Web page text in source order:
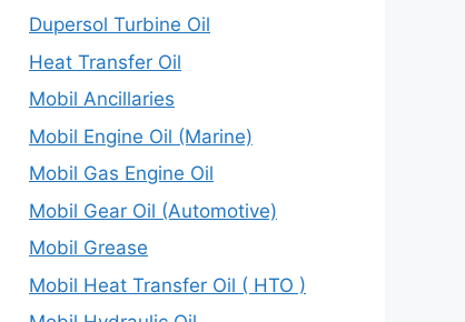
Dupersol Turbine Oil
Heat Transfer Oil
Mobil Ancillaries
Mobil Engine Oil (Marine)
Mobil Gas Engine Oil
Mobil Gear Oil (Automotive)
Mobil Grease
Mobil Heat Transfer Oil ( HTO )